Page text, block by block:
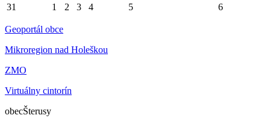
31
1 2 3 4 5 6
Geoportál obce
Mikroregion nad Holeškou
ZMO
Virtuálny cintorín
obecŠterusy